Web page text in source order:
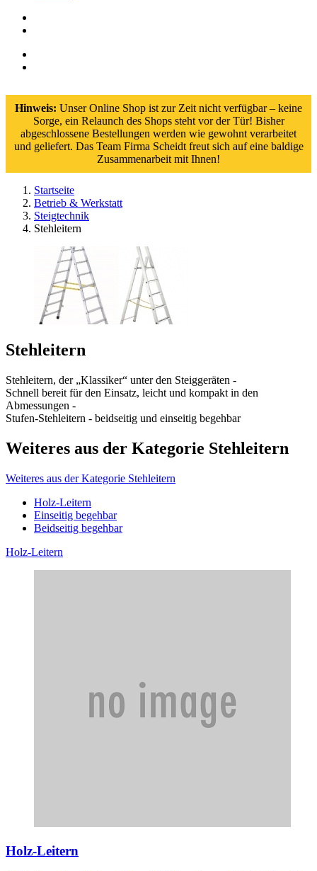
Hinweis: Unser Online Shop ist zur Zeit nicht verfügbar – keine
Sorge, ein Relaunch des Shops steht vor der Tür! Bisher
abgeschlossene Bestellungen werden wie gewohnt verarbeitet
und geliefert. Das Team Firma Scheidt freut sich auf eine baldige
Zusammenarbeit mit Ihnen!
Startseite
Betrieb & Werkstatt
Steigtechnik
Stehleitern
Stehleitern
Stehleitern, der „Klassiker“ unter den Steiggeräten -
Schnell bereit für den Einsatz, leicht und kompakt in den
Abmessungen -
Stufen-Stehleitern - beidseitig und einseitig begehbar
Weiteres aus der Kategorie Stehleitern
Weiteres aus der Kategorie Stehleitern
Holz-Leitern
Einseitig begehbar
Beidseitig begehbar
Holz-Leitern
Holz-Leitern